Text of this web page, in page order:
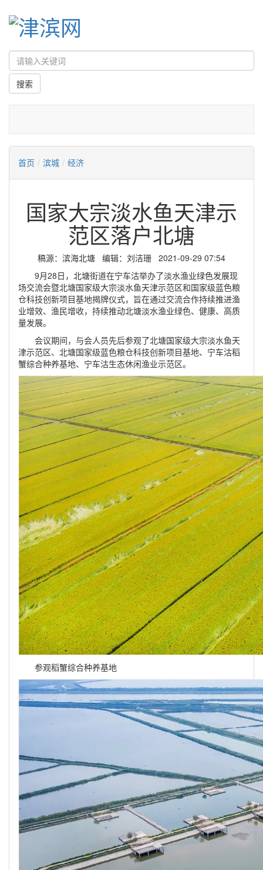
首页 / 滨城 / 经济
国家大宗淡水鱼天津示
范区落户北塘
稿源：滨海北塘 编辑：刘洁珊 2021-09-29 07:54
9月28日，北塘街道在宁车沽举办了淡水渔业绿色发展现
场交流会暨北塘国家级大宗淡水鱼天津示范区和国家级蓝色粮
仓科技创新项目基地揭牌仪式，旨在通过交流合作持续推进渔
业增效、渔民增收，持续推动北塘淡水渔业绿色、健康、高质
量发展。
会议期间，与会人员先后参观了北塘国家级大宗淡水鱼天
津示范区、北塘国家级蓝色粮仓科技创新项目基地、宁车沽稻
蟹综合种养基地、宁车沽生态休闲渔业示范区。
参观稻蟹综合种养基地